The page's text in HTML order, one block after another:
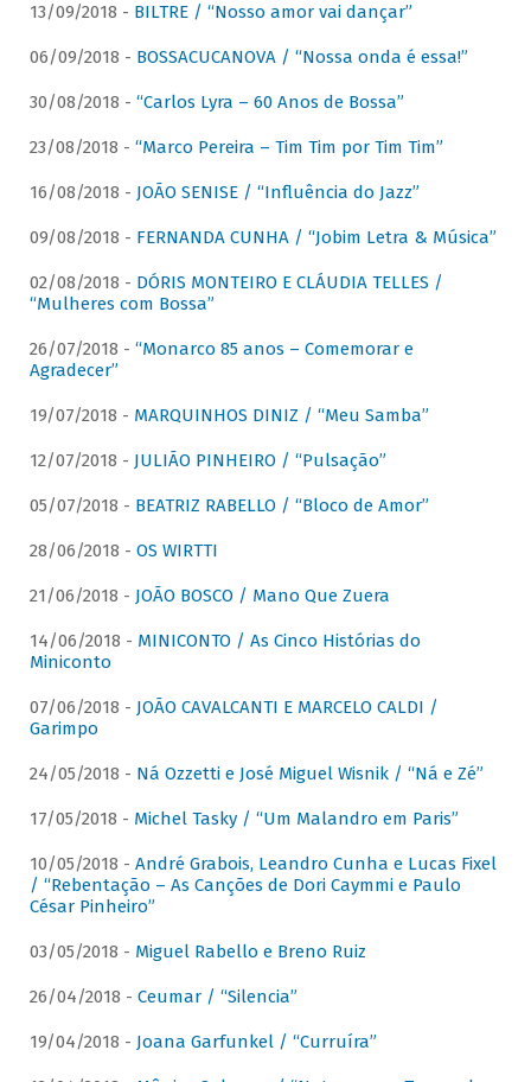
13/09/2018 - BILTRE / “Nosso amor vai dançar”
06/09/2018 - BOSSACUCANOVA / “Nossa onda é essa!”
30/08/2018 - “Carlos Lyra – 60 Anos de Bossa”
23/08/2018 - “Marco Pereira – Tim Tim por Tim Tim”
16/08/2018 - JOÃO SENISE / “Influência do Jazz”
09/08/2018 - FERNANDA CUNHA / “Jobim Letra & Música”
02/08/2018 - DÓRIS MONTEIRO E CLÁUDIA TELLES /
“Mulheres com Bossa”
26/07/2018 - “Monarco 85 anos – Comemorar e
Agradecer”
19/07/2018 - MARQUINHOS DINIZ / “Meu Samba”
12/07/2018 - JULIÃO PINHEIRO / “Pulsação”
05/07/2018 - BEATRIZ RABELLO / “Bloco de Amor”
28/06/2018 - OS WIRTTI
21/06/2018 - JOÃO BOSCO / Mano Que Zuera
14/06/2018 - MINICONTO / As Cinco Histórias do
Miniconto
07/06/2018 - JOÃO CAVALCANTI E MARCELO CALDI /
Garimpo
24/05/2018 - Ná Ozzetti e José Miguel Wisnik / “Ná e Zé”
17/05/2018 - Michel Tasky / “Um Malandro em Paris”
10/05/2018 - André Grabois, Leandro Cunha e Lucas Fixel
/ “Rebentação – As Canções de Dori Caymmi e Paulo
César Pinheiro”
03/05/2018 - Miguel Rabello e Breno Ruiz
26/04/2018 - Ceumar / “Silencia”
19/04/2018 - Joana Garfunkel / “Curruíra”